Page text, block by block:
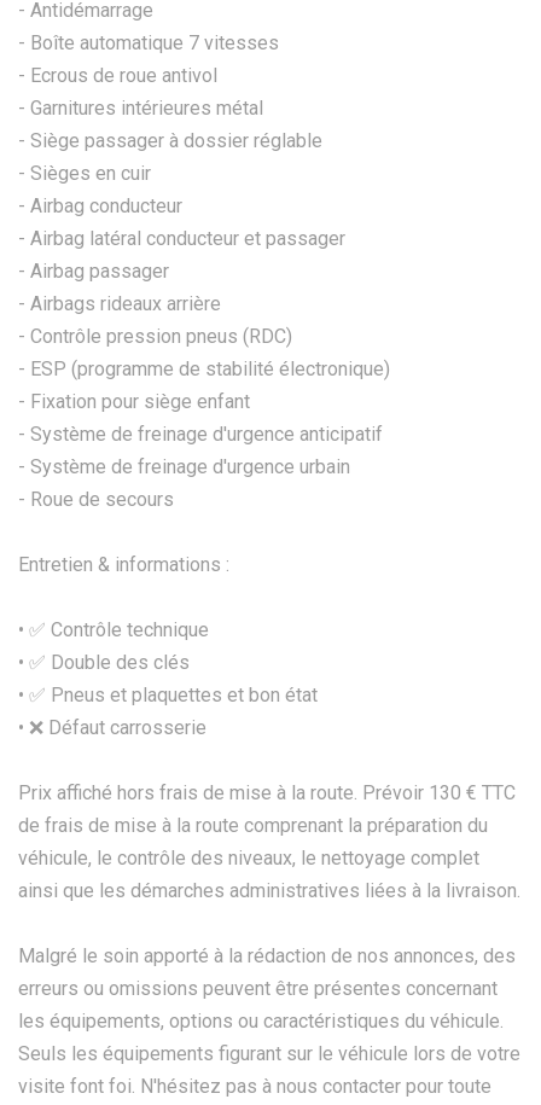
- Antidémarrage
- Boîte automatique 7 vitesses
- Ecrous de roue antivol
- Garnitures intérieures métal
- Siège passager à dossier réglable
- Sièges en cuir
- Airbag conducteur
- Airbag latéral conducteur et passager
- Airbag passager
- Airbags rideaux arrière
- Contrôle pression pneus (RDC)
- ESP (programme de stabilité électronique)
- Fixation pour siège enfant
- Système de freinage d'urgence anticipatif
- Système de freinage d'urgence urbain
- Roue de secours
Entretien & informations :
• ✅ Contrôle technique
•⁠ ✅ Double des clés
•⁠ ✅ Pneus et plaquettes et bon état
• ❌ Défaut carrosserie
Prix affiché hors frais de mise à la route. Prévoir 130 € TTC
de frais de mise à la route comprenant la préparation du
véhicule, le contrôle des niveaux, le nettoyage complet
ainsi que les démarches administratives liées à la livraison.
Malgré le soin apporté à la rédaction de nos annonces, des
erreurs ou omissions peuvent être présentes concernant
les équipements, options ou caractéristiques du véhicule.
Seuls les équipements figurant sur le véhicule lors de votre
visite font foi. N'hésitez pas à nous contacter pour toute